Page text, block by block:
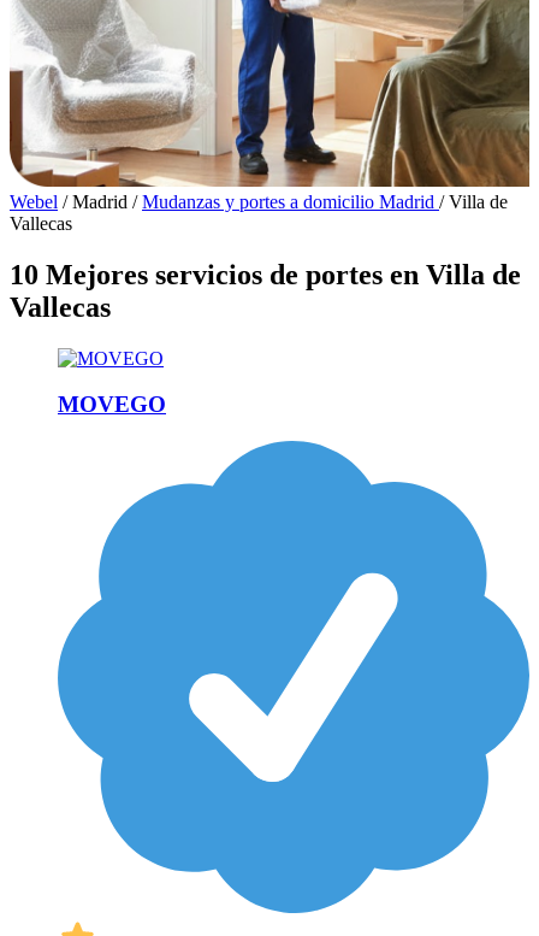
Webel / Madrid / Mudanzas y portes a domicilio Madrid / Villa de
Vallecas
10 Mejores servicios de portes en Villa de
Vallecas
MOVEGO